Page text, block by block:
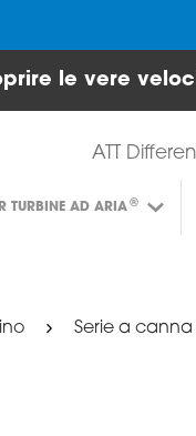
le vere
ATT
TURBINE AD ARIA®
Serie a canna